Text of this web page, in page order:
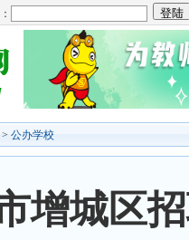
> 公办学校
增城区